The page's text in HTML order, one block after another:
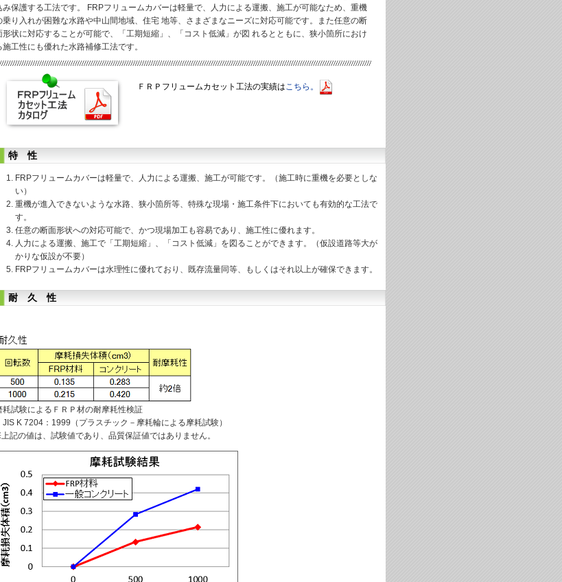
み保護する工法です。 FRPフリュームカバーは軽量で、人力による運搬、施工が可能なため、重機
乗り入れが困難な水路や中山間地域、住宅 地等、さまざまなニーズに対応可能です。また任意の断
形状に対応することが可能で、「工期短縮」、「コスト低減」が図 れるとともに、狭小箇所におけ
施工性にも優れた水路補修工法です。
ＦＲＰフリュームカセット工法の実績はこちら。
特 性
FRPフリュームカバーは軽量で、人力による運搬、施工が可能です。（施工時に重機を必要としな
い）
重機が進入できないような水路、狭小箇所等、特殊な現場・施工条件下においても有効的な工法で
す。
任意の断面形状への対応可能で、かつ現場加工も容易であり、施工性に優れます。
人力による運搬、施工で「工期短縮」、「コスト低減」を図ることができます。（仮設道路等大が
かりな仮設が不要）
FRPフリュームカバーは水理性に優れており、既存流量同等、もしくはそれ以上が確保できます。
耐 久 性
耗試験によるＦＲＰ材の耐摩耗性検証
JIS K 7204：1999（プラスチック－摩耗輪による摩耗試験）
記の値は、試験値であり、品質保証値ではありません。